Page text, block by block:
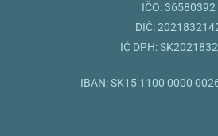
IČO: 36580392
DIČ:
IČ DPH:
IBAN: SK15 1100 0000